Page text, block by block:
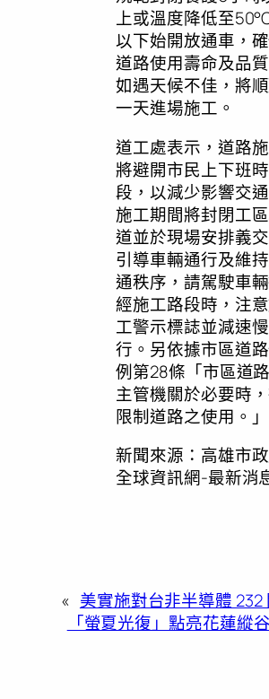
上或溫度降低至
以下始開放通車，
道路使用壽命及品質
如遇天候不佳，將
一天進場施工。
道工處表示，道路
將避開市民上下班時
段，以減少影響交通
施工期間將封閉工
道並於現場安排義交
引導車輛通行及維
通秩序，請駕駛車
經施工路段時，注
工警示標誌並減速慢
行。另依據市區道
例第28條「市區道路
主管機關於必要時
限制道路之使用。」
新聞來源：高雄市
全球資訊網-最新消
« 美實施對台非半導體 232
「螢夏光復」點亮花蓮縱